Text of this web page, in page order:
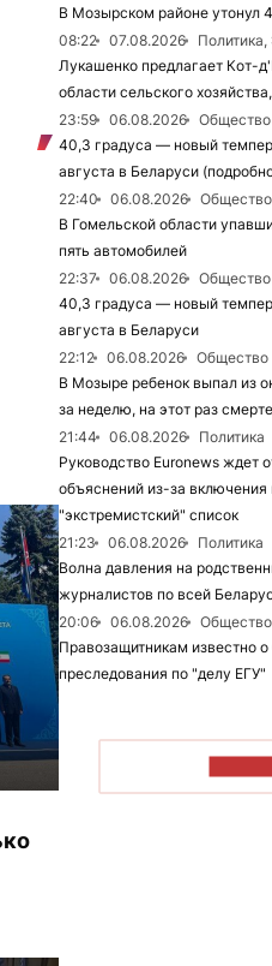
В Мозырском районе утонул
08:22
07.08.2026
Лукашенко предлагает Кот-
области сельского
23:59
06.08.2026
Общество
40,3 градуса — новый
августа в Беларуси
22:40
06.08.2026
Общество
В Гомельской области
пять автомобилей
22:37
06.08.2026
Общество
40,3 градуса — новый
августа в Беларуси
22:12
06.08.2026
Общество
В Мозыре ребенок выпал из
за неделю, на этот раз
21:44
06.08.2026
Политика
Руководство Euronews ждет
объяснений из-за включения
"экстремистский" список
21:23
06.08.2026
Политика
Волна давления на
журналистов по всей
20:06
06.08.2026
Правозащитникам известно
преследования по "делу ЕГУ"